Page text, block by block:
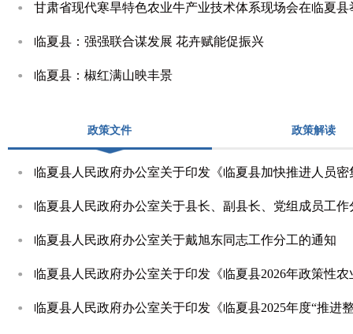
甘肃省现代寒旱特色农业牛产业技术体系现场会在临夏县
临夏县：强强联合谋发展 花卉赋能促振兴
临夏县：椒红满山映丰景
政策文件 政策解读
临夏县人民政府办公室关于印发《临夏县加快推进人员
临夏县人民政府办公室关于县长、副县长、党组成员工作
临夏县人民政府办公室关于戴旭东同志工作分工的通知
临夏县人民政府办公室关于印发《临夏县2026年政策性
临夏县人民政府办公室关于印发《临夏县2025年度“推进